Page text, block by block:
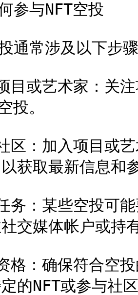
参与NFT空投
通常涉及以下步
目或艺术家：关
投。
社区：加入项目
获取最新信息和
务：某些空投可
交媒体帐户或持
格：确保符合空
的NFT或参与社